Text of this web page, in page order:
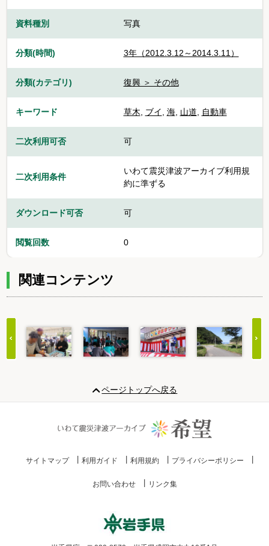
資料種別 写真
分類(時間) 3年（2012.3.12～2014.3.11）
分類(カテゴリ) 復興 ＞ その他
キーワード 草木, ブイ, 海, 山道, 自動車
二次利用可否 可
二次利用条件
いわて震災津波アーカイブ利用規
約に準ずる
ダウンロード可否 可
閲覧回数 0
関連コンテンツ
20
ページトップへ戻る
サイトマップ 利用ガイド 利用規約 プライバシーポリシー
お問い合わせ リンク集